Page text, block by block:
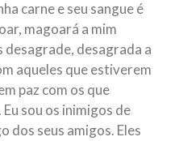
carne e seu sangue é
magoará a mim
desagrade, desagrada a
aqueles que estiverem
paz com os que
sou os inimigos de
dos seus amigos. Eles